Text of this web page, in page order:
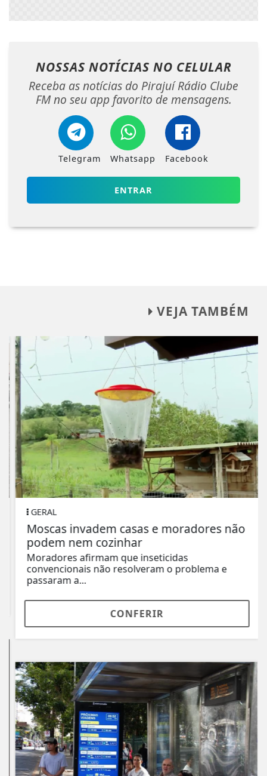
NOSSAS NOTÍCIAS NO CELULAR
Receba as notícias do Pirajuí Rádio Clube
FM no seu app favorito de mensagens.
Telegram Whatsapp Facebook
ENTRAR
VEJA TAMBÉM
GERAL
Moscas invadem casas e moradores não
podem nem cozinhar
Moradores afirmam que inseticidas
convencionais não resolveram o problema e
passaram a...
CONFERIR